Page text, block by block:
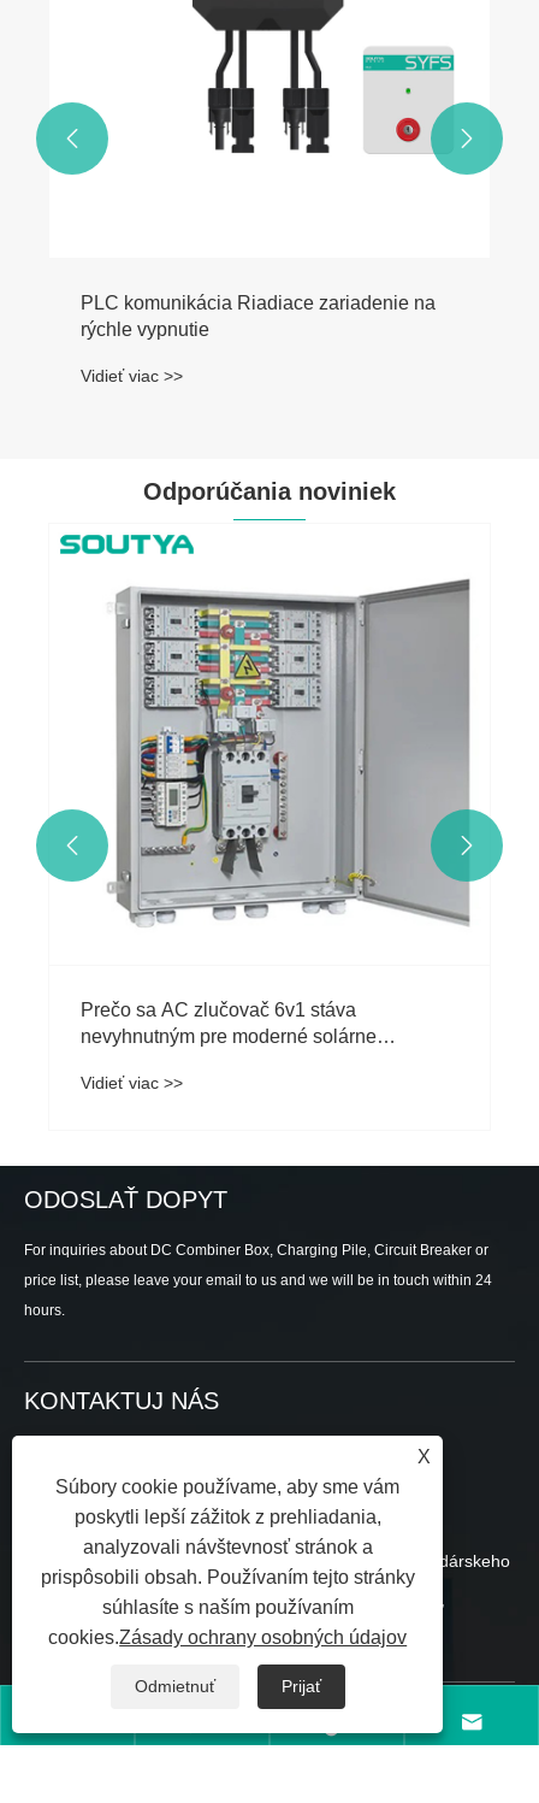
PLC komunikácia Riadiace zariadenie na
rýchle vypnutie
Vidieť viac >>
 
Odporúčania noviniek
Prečo sa AC zlučovač 6v1 stáva
nevyhnutným pre moderné solárne
Vidieť viac >>
 
ODOSLAŤ DOPYT
For inquiries about DC Combiner Box, Charging Pile, Circuit Breaker or
price list, please leave your email to us and we will be in touch within 24
hours.
KONTAKTUJ NÁS
sales@soutya.com
Východne od č. 148, Wei 12th Road, zóna hospodárskeho
rozvoja, okres Yanpan, mesto Yueqing, Wenzhou,
provincia Zhejiang, Čína
Copyright © 2025 Zhejiang Soutya New Energy LLC Všetky práva
vyhradené.Links|Sitemap|RSS|XML|Zásady ochrany osobných

X
Súbory cookie používame, aby sme vám
poskytli lepší zážitok z prehliadania,
analyzovali návštevnosť stránok a
prispôsobili obsah. Používaním tejto stránky
súhlasíte s naším používaním
cookies.Zásady ochrany osobných údajov
Odmietnuť Prijať